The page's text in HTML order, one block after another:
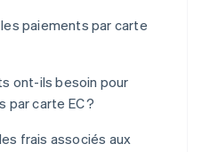
paiements par carte
ont-ils besoin pour
carte EC ?
frais associés aux